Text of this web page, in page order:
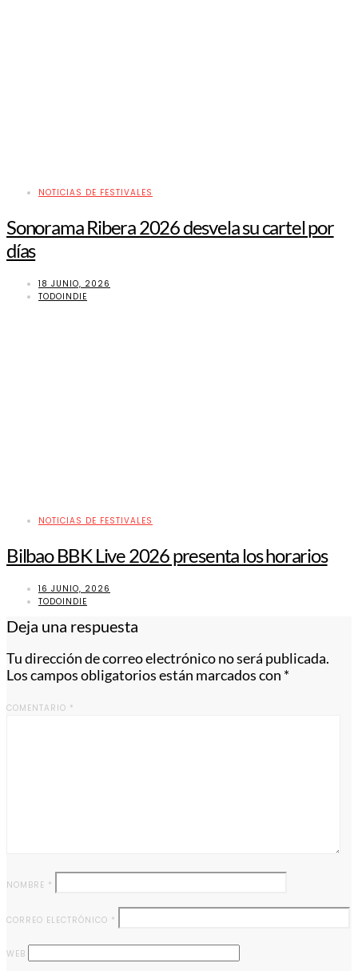
NOTICIAS DE FESTIVALES
Sonorama Ribera 2026 desvela su cartel por
días
18 JUNIO, 2026
TODOINDIE
NOTICIAS DE FESTIVALES
Bilbao BBK Live 2026 presenta los horarios
16 JUNIO, 2026
TODOINDIE
Deja una respuesta
Tu dirección de correo electrónico no será publicada.
Los campos obligatorios están marcados con *
COMENTARIO *
NOMBRE *
CORREO ELECTRÓNICO *
WEB